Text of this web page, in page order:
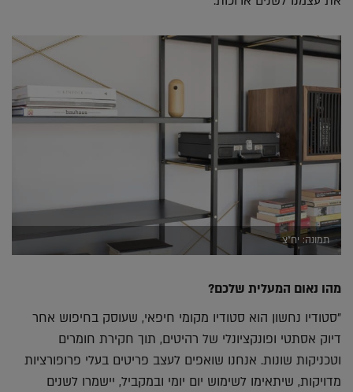
תמונה: יח"צ
מהו נאום המעלית שלכם?
"סטודיו נחשון הוא סטודיו מקומי חיפאי, שעוסק בחיפוש אחר
דיוק אסתטי ופונקציונלי של רהיטים, תוך חקירת חומרים
וטכניקות שונות. אנחנו שואפים לעצב פריטים בעלי פרופורציות
מדויקות, שיתאימו לשימוש יום יומי ובמקביל, יישמרו לשנים